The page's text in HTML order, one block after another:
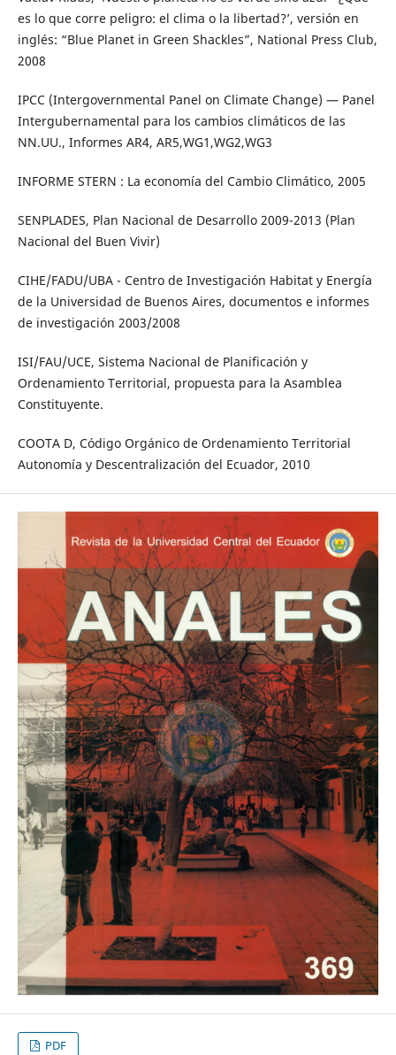
es lo que corre peligro: el clima o la libertad?’, versión en
inglés: “Blue Planet in Green Shackles”, National Press Club,
2008
IPCC (Intergovernmental Panel on Climate Change) — Panel
Intergubernamental para los cambios climáticos de las
NN.UU., Informes AR4, AR5,WG1,WG2,WG3
INFORME STERN : La economía del Cambio Climático, 2005
SENPLADES, Plan Nacional de Desarrollo 2009-2013 (Plan
Nacional del Buen Vivir)
CIHE/FADU/UBA - Centro de Investigación Habitat y Energía
de la Universidad de Buenos Aires, documentos e informes
de investigación 2003/2008
ISI/FAU/UCE, Sistema Nacional de Planificación y
Ordenamiento Territorial, propuesta para la Asamblea
Constituyente.
COOTA D, Código Orgánico de Ordenamiento Territorial
Autonomía y Descentralización del Ecuador, 2010
PDF